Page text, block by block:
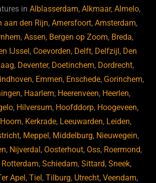
dI
n
inAlblasserdam,Alkmaar,Almelo,
aan den Rijn,Amersfoort,Amsterdam,
,Assen, Bergen op Zoom, Breda,
IJssel , Coevorden, Delft, Delfzijl , Den
, Deventer, Doetinchem, Dordrecht,
, Emmen, Enschede, Gorinchem,
, Haarlem, Heerenveen, Heerlen,
, Hilversum, Hoofddorp, Hoogeveen,
Hoorn, Kerkrade, Leeuwarden, Leiden,
, Meppel , Middelburg, Nieuwegein,
, Nijverdal , Oosterhout, Oss, Roermond,
Rotterdam, Schiedam, Sittard, Sneek,
Apel ,Tiel ,Tilburg, Utrecht,Veendam,